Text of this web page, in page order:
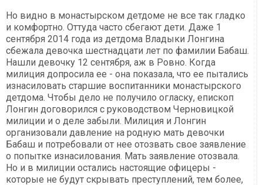
Но видно в монастырском детдоме не все так гладко
и комфортно. Оттуда часто сбегают дети. Даже 1
сентября 2014 года из детдома Владыки Лонгина
сбежала девочка шестнадцати лет по фамилии Бабаш.
Нашли девочку 12 сентября, аж в Ровно. Когда
милиция допросила ее - она показала, что ее пытались
изнасиловать старшие воспитанники монастырского
детдома. Чтобы дело не получило огласку, епископ
Лонгин договорился с руководством Черновицкой
милиции и о деле забыли. Милиция и Лонгин
организовали давление на родную мать девочки
Бабаш и потребовали от нее отозвать свое заявление
о попытке изнасилования. Мать заявление отозвала.
Но и в милиции остались настоящие офицеры -
которые не будут скрывать преступлений, тем более,